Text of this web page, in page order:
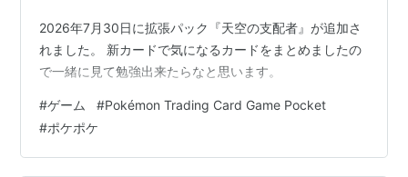
2026年7月30日に拡張パック『天空の支配者』が追加さ
れました。 新カードで気になるカードをまとめましたの
で一緒に見て勉強出来たらなと思います。
#ゲーム #Pokémon Trading Card Game Pocket
#ポケポケ